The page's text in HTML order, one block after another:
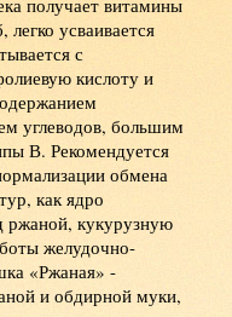
получает витамины
усваивается
с
кислоту и
углеводов, большим
В. Рекомендуется
обмена
как ядро
ржаной, кукурузную
желудочно-
«Ржаная» -
и обдирной муки,